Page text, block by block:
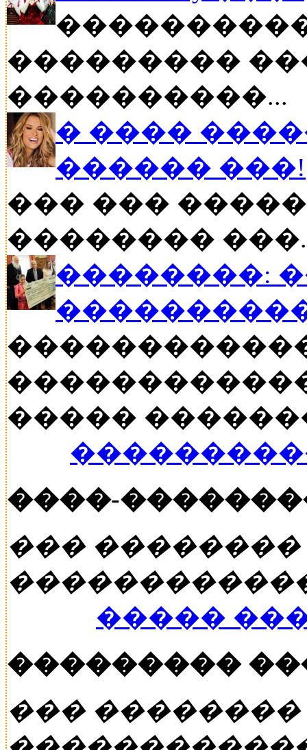
���������
����������...
� ����
������ ���!
��� ���
��������
��������:
�����
����-
���
�����
���������
���